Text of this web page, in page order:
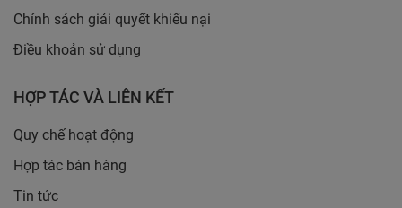
Chính sách giải quyết khiếu nại
Điều khoản sử dụng
HỢP TÁC VÀ LIÊN KẾT
Quy chế hoạt động
Hợp tác bán hàng
Tin tức